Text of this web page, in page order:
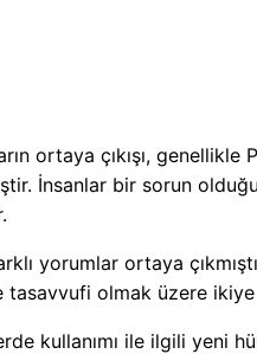
ortaya çıkışı,
İnsanlar bir sorun
yorumlar ortaya
olmak üzere ikiye
kullanımı ile ilgili yeni